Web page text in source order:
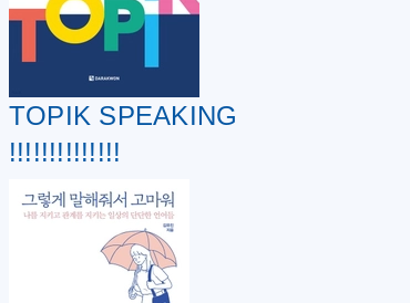
TOPIK SPEAKING
!!!!!!!!!!!!!!